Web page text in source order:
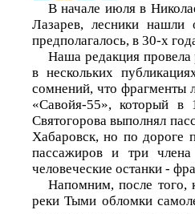
В начале июля в
Лазарев, лесники нашли
предполагалось, в 30-х
Наша редакция провела
в нескольких
сомнений, что фрагменты
«Савойя-55», который в
Святогорова выполнял
Хабаровск, но по дороге
пассажиров и три
человеческие останки -
Напомним, после того,
реки Тыми обломки